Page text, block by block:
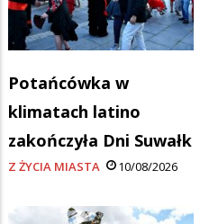
Potańcówka w
klimatach latino
zakończyła Dni Suwałk
Z ŻYCIA MIASTA 10/08/2026